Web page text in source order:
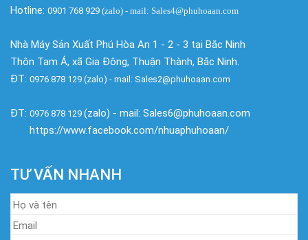
Hotline: 0901 768 929 (zalo) - mail: Sales4@phuhoaan.com
Nhà Máy Sản Xuất Phú Hòa An 1 - 2 - 3 tại Bắc Ninh
Thôn Tam Á, xã Gia Đông, Thuận Thành, Bắc Ninh.
ĐT: 0976 878 129 (zalo) - mail: Sales2@phuhoaan.com
ĐT: 0976 878 129 (zalo) - mail: Sales6@phuhoaan.com
https://www.facebook.com/nhuaphuhoaan/
TƯ VẤN NHANH